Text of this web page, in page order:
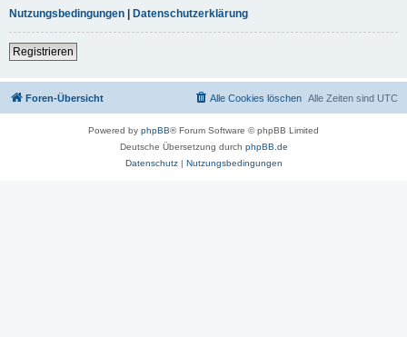
Nutzungsbedingungen | Datenschutzerklärung
Registrieren
Foren-Übersicht Alle Zeiten sind UTC
Alle Cookies löschen
Powered by phpBB® Forum Software © phpBB Limited
Deutsche Übersetzung durch phpBB.de
Datenschutz| Nutzungsbedingungen